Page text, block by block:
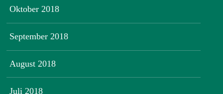
Oktober 2018
September 2018
August 2018
Juli 2018